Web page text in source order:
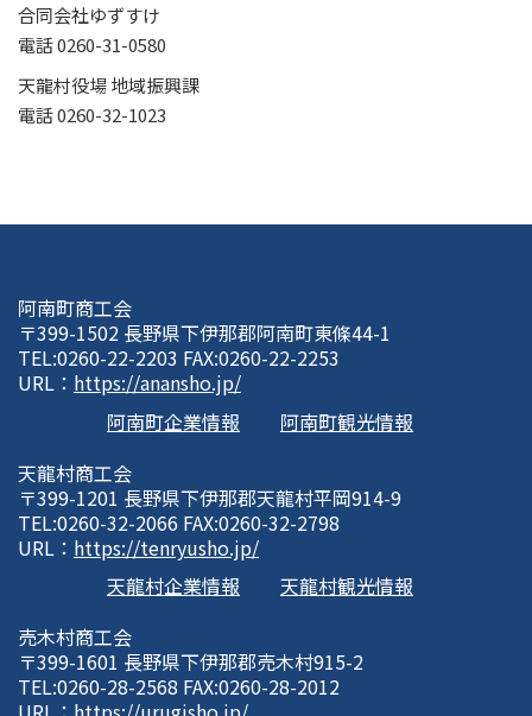
合同会社ゆずすけ
電話 0260-31-0580
天龍村役場 地域振興課
電話 0260-32-1023
阿南町商工会
〒399-1502 長野県下伊那郡阿南町東條44-1
TEL:0260-22-2203 FAX:0260-22-2253
URL： https://anansho.jp/
阿南町企業情報
阿南町観光情報
天龍村商工会
〒399-1201 長野県下伊那郡天龍村平岡914-9
TEL:0260-32-2066 FAX:0260-32-2798
URL： https://tenryusho.jp/
天龍村企業情報
天龍村観光情報
売木村商工会
〒399-1601 長野県下伊那郡売木村915-2
TEL:0260-28-2568 FAX:0260-28-2012